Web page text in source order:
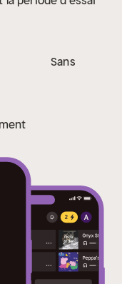
Sans